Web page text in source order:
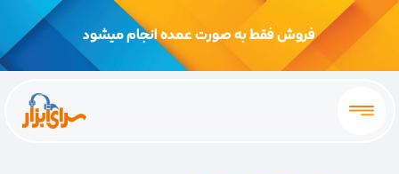
فروش فقط به صورت عمده انجام میشود